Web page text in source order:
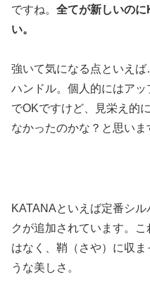
ですね。 全てが新しいの
い。
強いて気になる点といえ
ハンドル。個人的にはア
でOKですけど、見栄え的
なかったのかな？と思いま
KATANAといえば定番シ
クが追加されています。
はなく、鞘（さや）に収
うな美しさ。